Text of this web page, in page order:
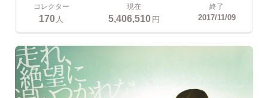
コレクター
170人
現在
5,406,510円
終了
2017/11/09